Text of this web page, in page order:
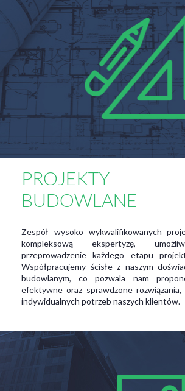
PROJEKTY
BUDOWLANE
Zespół wysoko wykwalifikowanych
kompleksową ekspertyzę,
przeprowadzenie każdego etapu
Współpracujemy ścisłe z naszym
budowlanym, co pozwala nam
efektywne oraz sprawdzone
indywidualnych potrzeb naszych klientów.